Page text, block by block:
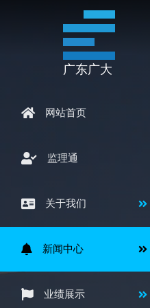
广东广大
网站首页
监理通
关于我们
新闻中心
业绩展示